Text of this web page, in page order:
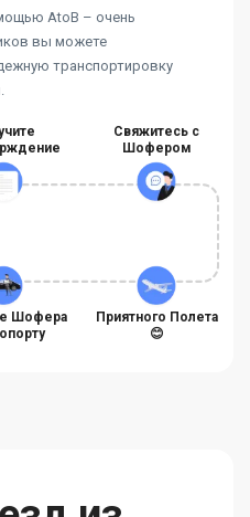
AtoB – очень
вы можете
транспортировку
Свяжитесь с
Шофером
Шофера
Приятного Полета
😊